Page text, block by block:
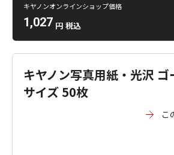
キヤノンオンラインショップ価格
1,027 円 税込
キヤノン写真用紙・光沢 ゴ
サイズ 50枚
こ